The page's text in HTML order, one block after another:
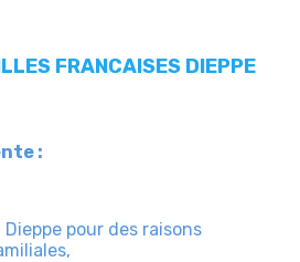
FRANCAISES DIEPPE
:
pour des raisons